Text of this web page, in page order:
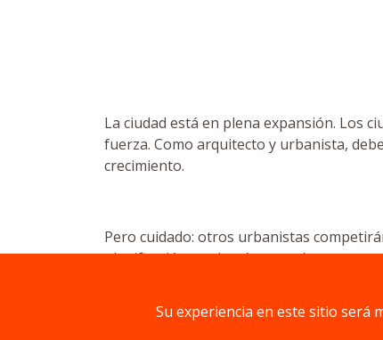
La ciudad está en plena expansión. Los
fuerza. Como arquitecto y urbanista,
crecimiento.
Pero cuidado: otros urbanistas
planificación se alzará como el gran
, usarás las cartas para
Su experiencia en este sitio será